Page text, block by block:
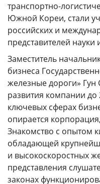
транспортно-
Южной Кореи, стали
российских и
представителей науки
Заместитель
бизнеса
железные дороги» Гун
развития компании до
ключевых сферах
опирается
Знакомство с опытом
обладающей
и высокоскоростных
представления
законах